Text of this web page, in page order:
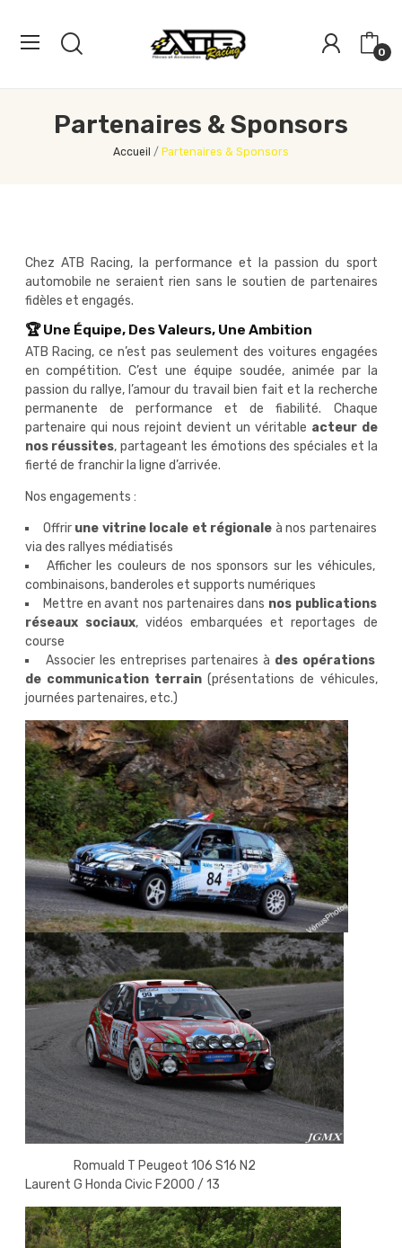
0
Partenaires & Sponsors
Accueil Partenaires & Sponsors
Chez ATB Racing, la performance et la passion du sport
automobile ne seraient rien sans le soutien de partenaires
fidèles et engagés.
🏆 Une Équipe, Des Valeurs, Une Ambition
ATB Racing, ce n’est pas seulement des voitures engagées
en compétition. C’est une équipe soudée, animée par la
passion du rallye, l’amour du travail bien fait et la recherche
permanente de performance et de fiabilité. Chaque
partenaire qui nous rejoint devient un véritable acteur de
nos réussites, partageant les émotions des spéciales et la
fierté de franchir la ligne d’arrivée.
Nos engagements :
Offrir une vitrine locale et régionale à nos partenaires
via des rallyes médiatisés
Afficher les couleurs de nos sponsors sur les véhicules,
combinaisons, banderoles et supports numériques
Mettre en avant nos partenaires dans nos publications
réseaux sociaux, vidéos embarquées et reportages de
course
Associer les entreprises partenaires à des opérations
de communication terrain(présentations de véhicules,
journées partenaires, etc.)
Romuald T Peugeot 106 S16 N2
Laurent G Honda Civic F2000 / 13